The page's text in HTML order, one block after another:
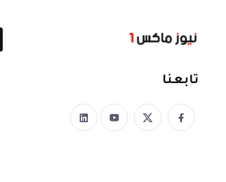
تطورات متلاحقة في صنعاء..
تابعنا